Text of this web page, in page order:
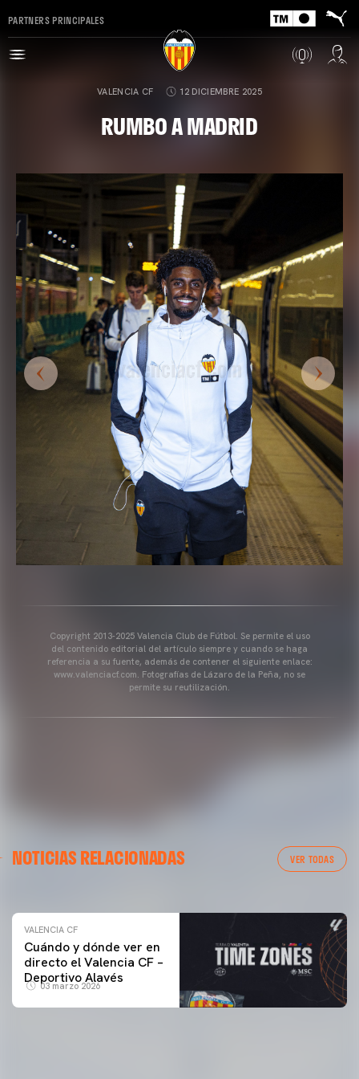
PARTNERS PRINCIPALES
VALENCIA CF 12 DICIEMBRE 2025
RUMBO A MADRID
Copyright 2013-2025 Valencia Club de Fútbol. Se permite el uso
del contenido editorial del artículo siempre y cuando se haga
referencia a su fuente, además de contener el siguiente enlace:
www.valenciacf.com. Fotografías de Lázaro de la Peña, no se
permite su reutilización.
NOTICIAS RELACIONADAS VER TODAS
ENTRENAMIENTO DEL VALENCIA CF 04/03/26
VALENCIA CF
Cuándo y dónde ver en
directo el Valencia CF –
Deportivo Alavés
03 marzo 2026